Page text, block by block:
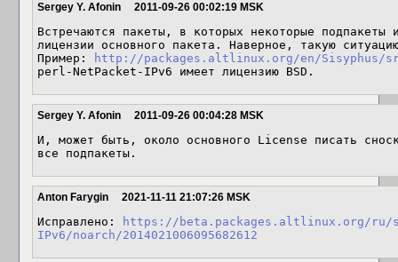
Sergey Y. Afonin 2011-09-26 00:02:19 MSK
Встречаются пакеты, в которых некоторые подпакеты
лицензии основного пакета. Наверное, такую
Пример:
http://packages.altlinux.org/en/Sisyphus/
perl-NetPacket-IPv6 имеет лицензию BSD.
Sergey Y. Afonin 2011-09-26 00:04:28 MSK
И, может быть, около основного License писать
все подпакеты.
Anton Farygin 2021-11-11 21:07:26 MSK
Исправлено:
https://beta.packages.altlinux.org/ru/
IPv6/noarch/2014021006095682612